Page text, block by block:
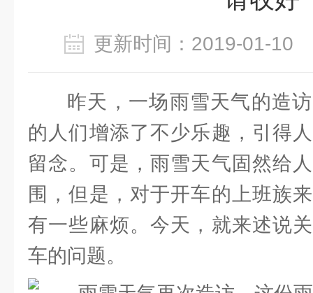
更新时间：2019-01-
昨天，一场雨雪天气的造
的人们增添了不少乐趣，引得
留念。可是，雨雪天气固然给
围，但是，对于开车的上班族
有一些麻烦。今天，就来述说
车的问题。